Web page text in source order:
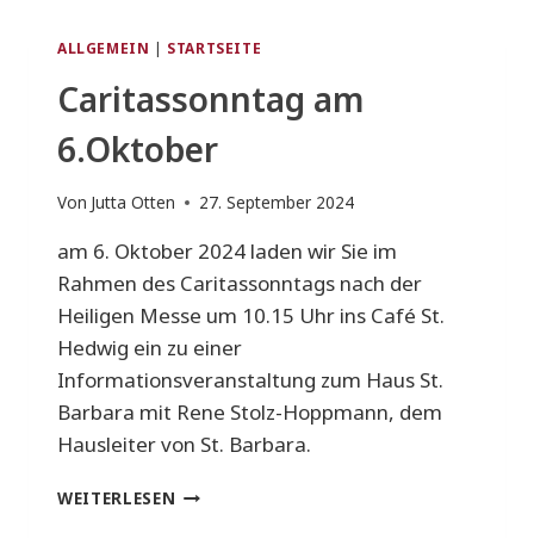
ALLGEMEIN | STARTSEITE
Caritassonntag am
6.Oktober
Von Jutta Otten 27. September 2024
am 6. Oktober 2024 laden wir Sie im
Rahmen des Caritassonntags nach der
Heiligen Messe um 10.15 Uhr ins Café St.
Hedwig ein zu einer
Informationsveranstaltung zum Haus St.
Barbara mit Rene Stolz-Hoppmann, dem
Hausleiter von St. Barbara.
WEITERLESEN CARITASSONNTAG